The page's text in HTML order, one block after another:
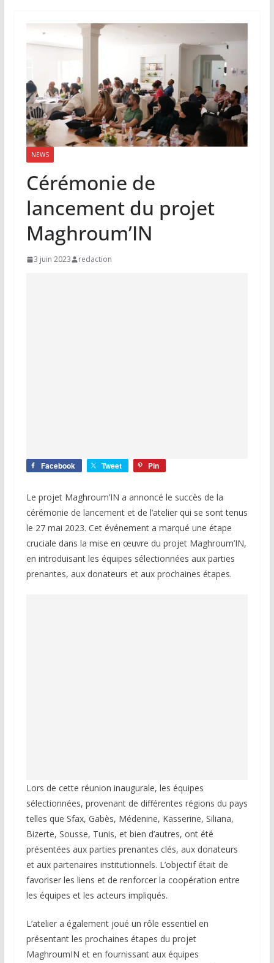
NEWS
Cérémonie de
lancement du projet
Maghroum’IN
3 juin 2023 redaction
Facebook Tweet Pin
Le projet Maghroum’IN a annoncé le succès de la
cérémonie de lancement et de l’atelier qui se sont tenus
le 27 mai 2023. Cet événement a marqué une étape
cruciale dans la mise en œuvre du projet Maghroum’IN,
en introduisant les équipes sélectionnées aux parties
prenantes, aux donateurs et aux prochaines étapes.
Lors de cette réunion inaugurale, les équipes
sélectionnées, provenant de différentes régions du pays
telles que Sfax, Gabès, Médenine, Kasserine, Siliana,
Bizerte, Sousse, Tunis, et bien d’autres, ont été
présentées aux parties prenantes clés, aux donateurs
et aux partenaires institutionnels. L’objectif était de
favoriser les liens et de renforcer la coopération entre
les équipes et les acteurs impliqués.
L’atelier a également joué un rôle essentiel en
présentant les prochaines étapes du projet
MaghroumIN et en fournissant aux équipes